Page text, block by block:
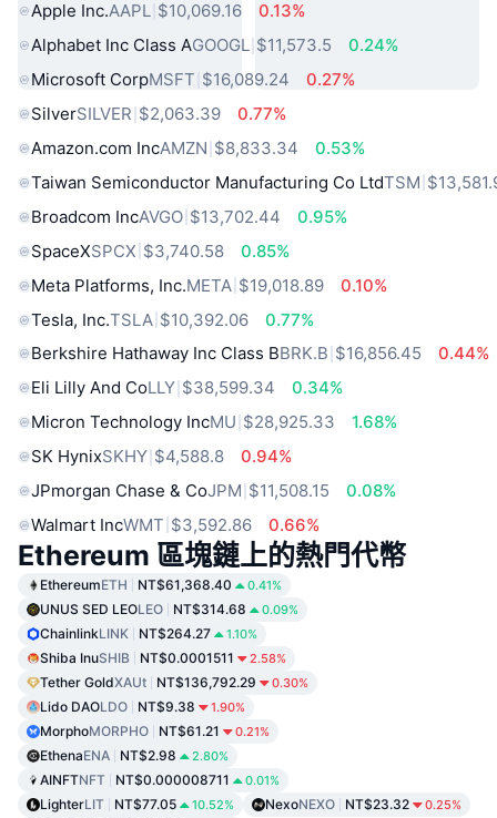
Apple Inc.AAPL $10,069.16
0.13%
Alphabet Inc Class AGOOGL $11,573.5
0.24%
Microsoft CorpMSFT $16,089.24
0.27%
SilverSILVER $2,063.39
0.77%
Amazon.com IncAMZN $8,833.34
0.53%
Taiwan Semiconductor Manufacturing Co LtdTSM
Broadcom IncAVGO $13,702.44
0.95%
SpaceXSPCX $3,740.58
0.85%
Meta Platforms, Inc.META $19,018.89
0.10%
Tesla, Inc.TSLA $10,392.06
0.77%
Berkshire Hathaway Inc Class BBRK.B $16,856.45
0.44%
Eli Lilly And CoLLY $38,599.34
0.34%
Micron Technology IncMU $28,925.33
1.68%
SK HynixSKHY $4,588.8
0.94%
JPmorgan Chase & CoJPM $11,508.15
0.08%
Walmart IncWMT $3,592.86 0.66%
Ethereum 區塊鏈上的熱門代幣
EthereumETH NT$61,368.40 0.41%
UNUS SED LEOLEO NT$314.68 0.09%
ChainlinkLINK NT$264.27 1.10%
Shiba InuSHIB NT$0.0001511 2.58%
Tether GoldXAUt NT$136,792.29 0.30%
Lido DAOLDO NT$9.38 1.90%
MorphoMORPHO NT$61.21 0.21%
EthenaENA NT$2.98 2.80%
AINFTNFT NT$0.000008711 0.01%
LighterLIT NT$77.05 10.52% NexoNEXO NT$23.32 0.25%